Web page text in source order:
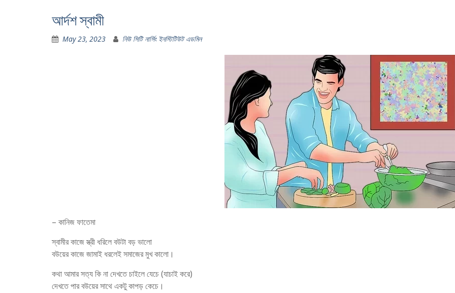
আর্দশ স্বামী
May 23, 2023 নিউ সিটি নার্সিং ইনস্টিটিউট এডমিন
– কানিজ ফাতেমা
স্বামীর কাজে স্ত্রী ধরিলে বউটা বড় ভালো
বউয়ের কাজে জামাই ধরলেই সমাজের মুখ কালো।
কথা আমার সত্য কি না দেখতে চাইলে যেচে (যাচাই করে)
দেখতে পার বউয়ের সাথে একটু কাপড় কেচে।